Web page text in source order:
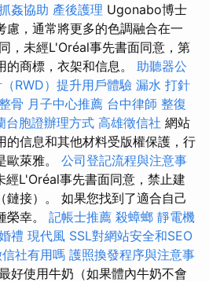
姦協助 產後護理 Ugonabo博士
慮，通常將更多的色調融合在一
，未經L'Oréal事先書面同意，第
商標，衣架和信息。 助聽器公
RWD）提升用戶體驗 漏水 打針
骨 月子中心推薦 台中律師 整復
台胞證辦理方式 高雄徵信社 網站
的信息和其他材料受版權保護，行
歐萊雅。 公司登記流程與注意事
經L'Oréal事先書面同意，禁止建
鏈接）。 如果您找到了適合自己
榮幸。 記帳士推薦 殺蟑螂 靜電機
禮 現代風 SSL對網站安全和SEO
社有用嗎 護照換發程序與注意事
好使用牛奶（如果體內牛奶不會